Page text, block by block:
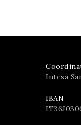
Intesa
IBAN